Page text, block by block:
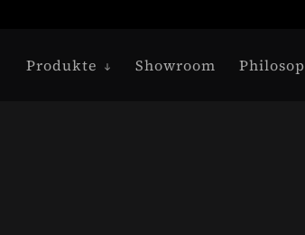
Produkte Showroom